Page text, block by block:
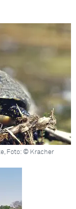
Foto: © Kracher